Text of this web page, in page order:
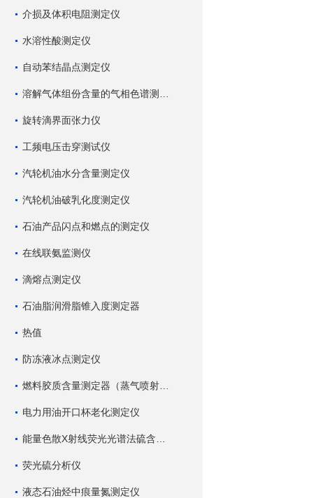
介损及体积电阻测定仪
水溶性酸测定仪
自动苯结晶点测定仪
旋转滴界面张力仪
工频电压击穿测试仪
汽轮机油水分含量测定仪
汽轮机油破乳化度测定仪
石油产品闪点和燃点的测定仪
在线联氨监测仪
滴熔点测定仪
石油脂润滑脂锥入度测定器
热值
防冻液冰点测定仪
电力用油开口杯老化测定仪
荧光硫分析仪
液态石油烃中痕量氮测定仪